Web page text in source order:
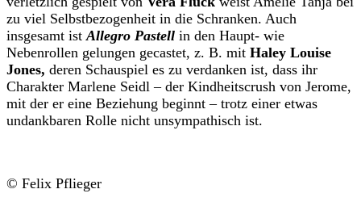
zu viel Selbstbezogenheit in die Schranken. Auch
insgesamt istAllegro Pastell in den Haupt- wie
Nebenrollen gelungen gecastet, z. B. mit Haley Louise
Jones, deren Schauspiel es zu verdanken ist, dass ihr
Charakter Marlene Seidl – der Kindheitscrush von Jerome,
mit der er eine Beziehung beginnt – trotz einer etwas
undankbaren Rolle nicht unsympathisch ist.
© Felix Pflieger